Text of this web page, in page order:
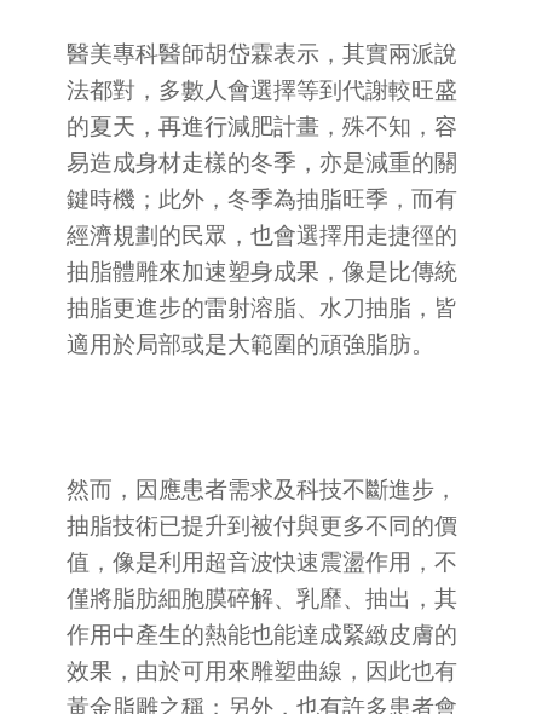
醫美專科醫師胡岱霖表示，其實兩派說
法都對，多數人會選擇等到代謝較旺盛
的夏天，再進行減肥計畫，殊不知，容
易造成身材走樣的冬季，亦是減重的關
鍵時機；此外，冬季為抽脂旺季，而有
經濟規劃的民眾，也會選擇用走捷徑的
抽脂體雕來加速塑身成果，像是比傳統
抽脂更進步的雷射溶脂、水刀抽脂，皆
適用於局部或是大範圍的頑強脂肪。
然而，因應患者需求及科技不斷進步，
抽脂技術已提升到被付與更多不同的價
值，像是利用超音波快速震盪作用，不
僅將脂肪細胞膜碎解、乳靡、抽出，其
作用中產生的熱能也能達成緊緻皮膚的
效果，由於可用來雕塑曲線，因此也有
黃金脂雕之稱；另外，也有許多患者會